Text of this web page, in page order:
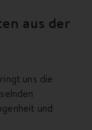
aus der
uns die
und